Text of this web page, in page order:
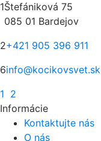
1Štefániková 75
085 01 Bardejov
2+421 905 396 911
6info@kocikovsvet.sk
1 2
Informácie
Kontaktujte nás
O nás